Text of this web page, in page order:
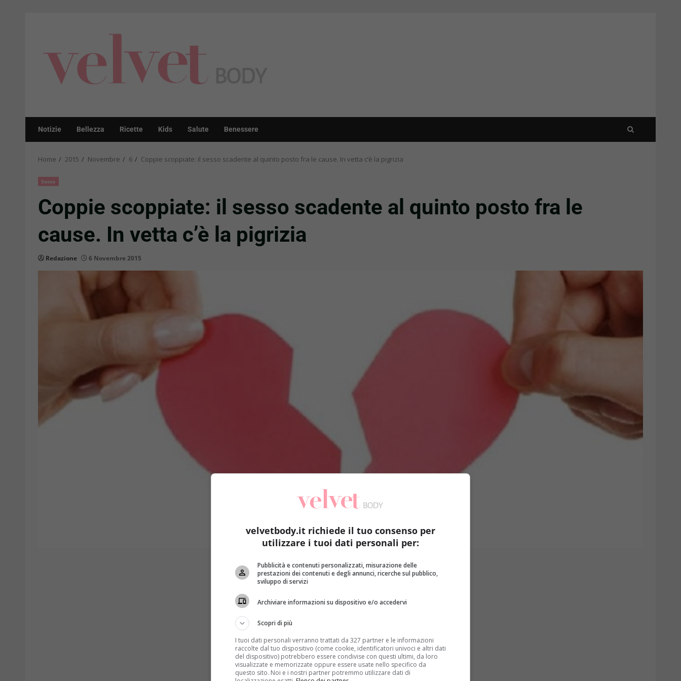
Notizie Bellezza Ricette Kids Salute Benessere
Home 2015 Novembre 6 Coppie scoppiate: il sesso scadente al quinto posto fra le cause. In vetta c’è la pigrizia
Sesso
Coppie scoppiate: il sesso scadente al quinto posto fra le
cause. In vetta c’è la pigrizia
Redazione 6 Novembre 2015
velvetbody.it richiede il tuo consenso per
utilizzare i tuoi dati personali per:
Pubblicità e contenuti personalizzati, misurazione delle
prestazioni dei contenuti e degli annunci, ricerche sul pubblico,
sviluppo di servizi
Archiviare informazioni su dispositivo e/o accedervi
Scopri di più
I tuoi dati personali verranno trattati da 327 partner e le informazioni
raccolte dal tuo dispositivo (come cookie, identificatori univoci e altri dati
del dispositivo) potrebbero essere condivise con questi ultimi, da loro
visualizzate e memorizzate oppure essere usate nello specifico da
questo sito. Noi e i nostri partner potremmo utilizzare dati di